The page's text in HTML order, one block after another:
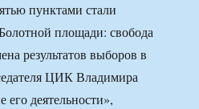
пунктами стали
площади: свобода
результатов выборов в
ЦИК Владимира
его деятельности»,